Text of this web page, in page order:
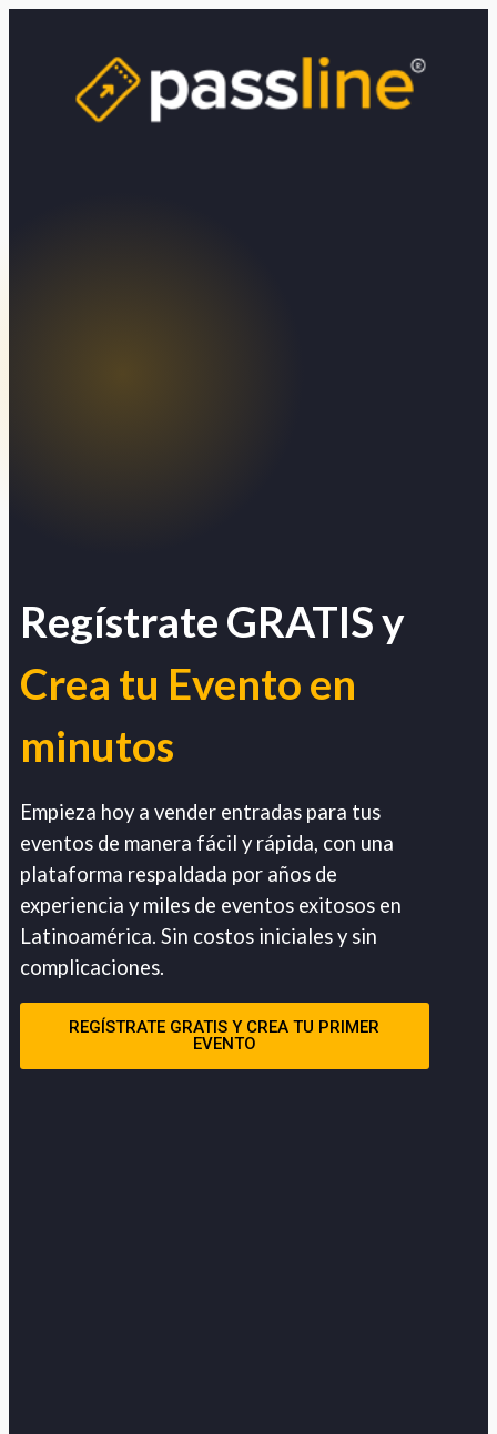
Regístrate GRATIS y
Crea tu Evento en
minutos
Empieza hoy a vender entradas para tus
eventos de manera fácil y rápida, con una
plataforma respaldada por años de
experiencia y miles de eventos exitosos en
Latinoamérica. Sin costos iniciales y sin
complicaciones.
REGÍSTRATE GRATIS Y CREA TU PRIMER
EVENTO